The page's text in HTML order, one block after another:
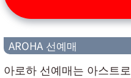
AROHA 선예매
아로하 선예매는 아스트